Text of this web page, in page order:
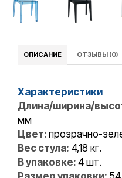
ОПИСАНИЕ ОТЗЫВЫ (0)
Характеристики
Длина/ширина/
мм
Цвет: прозрачно-
Вес стула: 4,18 кг.
В упаковке: 4 шт.